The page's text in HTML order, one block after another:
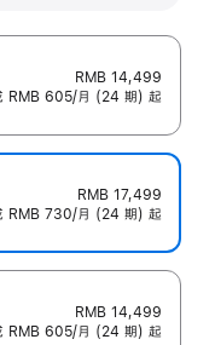
RMB 14,499
RMB 605/月 (24 期) 起
RMB 17,499
RMB 730/月 (24 期) 起
RMB 14,499
RMB 605/月 (24 期) 起